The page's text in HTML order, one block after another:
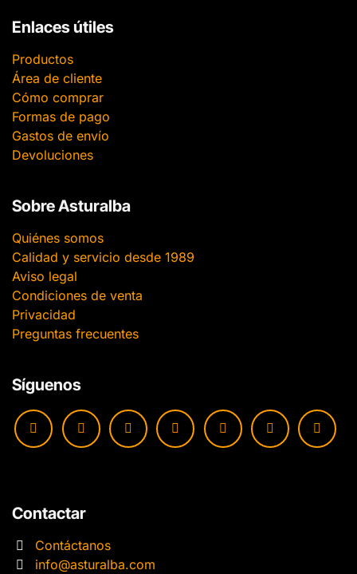
Enlaces útiles
Productos
Área de cliente
Cómo comprar
Formas de pago
Gastos de envío
Devoluciones
Sobre Asturalba
Quiénes somos
Calidad y servicio desde 1989
Aviso legal
Condiciones de venta
Privacidad
Preguntas frecuentes
Síguenos
Contactar
Contáctanos
info@asturalba.com